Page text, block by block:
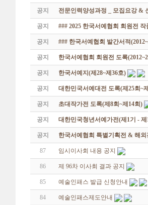
공지 전문인력양성과정 _ 모집요강 &
공지 ### 2025 한국서예협회 회원전 작
공지 ### 한국서예협회 발간서적
공지 한국서예협회 회원전 도록
공지 한국서예지(제28~제36호)
공지 대한민국서예대전 도록(제25회~
공지 초대작가전 도록(제8회~제14회)
공지 대한민국청년서예가전(제1기 -
공지 한국서예협회 특별기획전 & 해외
87 임시이사회 내용 공지
86 제 96차 이사회 결과 공지
85 예술인패스 발급 신청안내
84 예술인패스제도안내